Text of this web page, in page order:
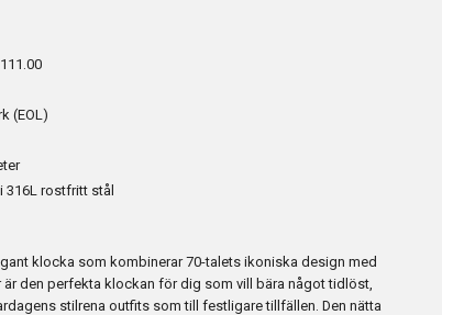
(EOL)
316L rostfritt stål
klocka som kombinerar 70-talets ikoniska design med
den perfekta klockan för dig som vill bära något tidlöst,
stilrena outfits som till festligare tillfällen. Den nätta